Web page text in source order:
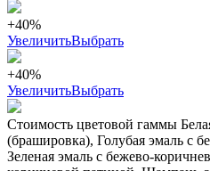
+40%
УвеличитьВыбрать
+40%
УвеличитьВыбрать
Стоимость цветовой гаммы
(брашировка), Голубая эмаль с
Зеленая эмаль с бежево-